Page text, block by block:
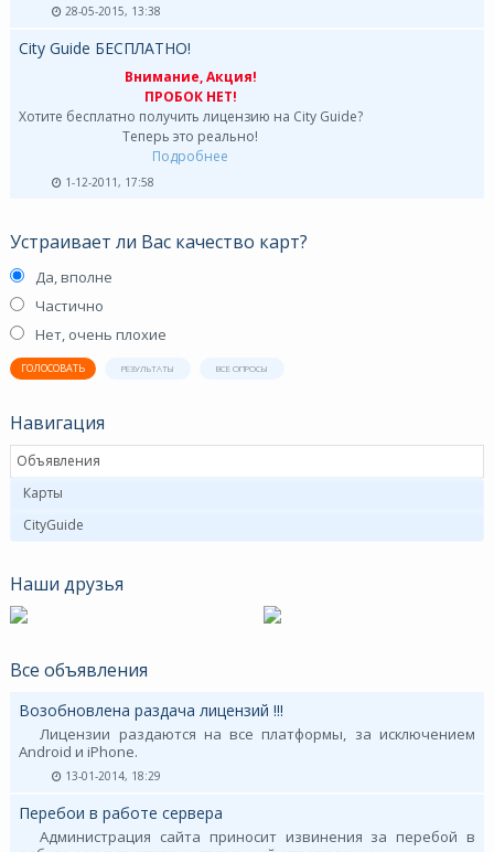
28-05-2015, 13:38
City Guide БЕСПЛАТНО!
Внимание, Акция!
ПРОБОК НЕТ!
Хотите бесплатно получить лицензию на City Guide?
Теперь это реально!
Подробнее
1-12-2011, 17:58
Устраивает ли Вас качество карт?
Да, вполне
Частично
Нет, очень плохие
ГОЛОСОВАТЬ РЕЗУЛЬТАТЫ ВСЕ ОПРОСЫ
Навигация
Объявления
Карты
CityGuide
Наши друзья
Все объявления
Возобновлена раздача лицензий !!!
Лицензии раздаются на все платформы, за исключением
Android и iPhone.
13-01-2014, 18:29
Перебои в работе сервера
Администрация сайта приносит извинения за перебой в